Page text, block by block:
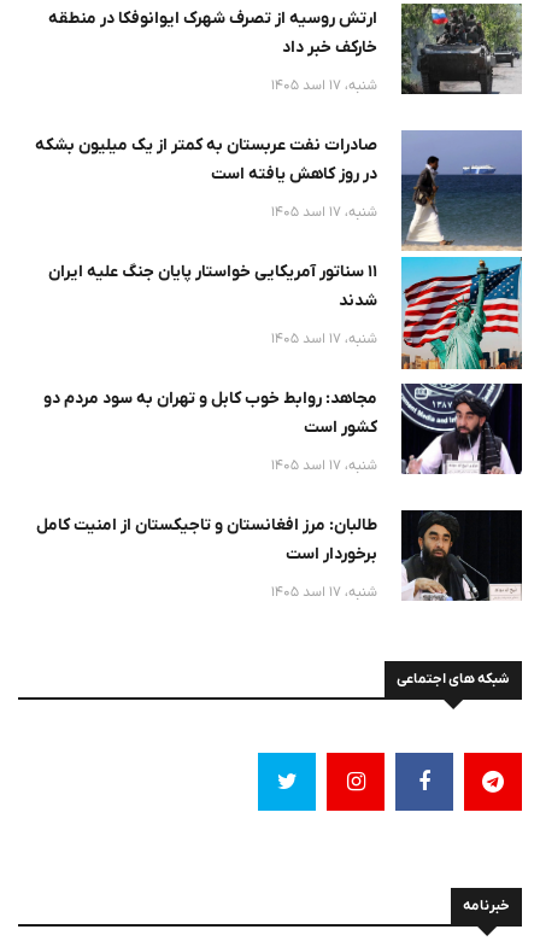
ارتش روسیه از تصرف شهرک ایوانوفکا در منطقه
خارکف خبر داد
شنبه، 17 اسد 1405
صادرات نفت عربستان به کمتر از یک میلیون بشکه
در روز کاهش یافته است
شنبه، 17 اسد 1405
۱۱ سناتور آمریکایی خواستار پایان جنگ علیه ایران
شدند
شنبه، 17 اسد 1405
مجاهد: روابط خوب کابل و تهران به سود مردم دو
کشور است
شنبه، 17 اسد 1405
طالبان: مرز افغانستان و تاجیکستان از امنیت کامل
برخوردار است
شنبه، 17 اسد 1405
شبکه های اجتماعی
خبرنامه